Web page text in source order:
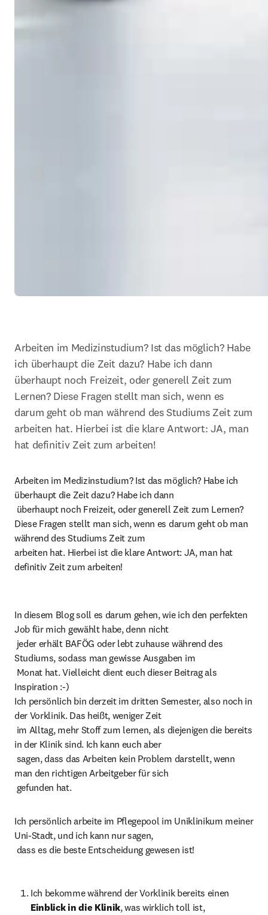
Arbeiten im Medizinstudium? Ist das möglich? Habe
ich überhaupt die Zeit dazu? Habe ich dann
überhaupt noch Freizeit, oder generell Zeit zum
Lernen? Diese Fragen stellt man sich, wenn es
darum geht ob man während des Studiums Zeit zum
arbeiten hat. Hierbei ist die klare Antwort: JA, man
hat definitiv Zeit zum arbeiten!
Arbeiten im Medizinstudium? Ist das möglich? Habe ich
überhaupt die Zeit dazu? Habe ich dann
Diese Fragen stellt man sich, wenn es darum geht ob man
während des Studiums Zeit zum
arbeiten hat. Hierbei ist die klare Antwort: JA, man hat
definitiv Zeit zum arbeiten!
In diesem Blog soll es darum gehen, wie ich den perfekten
Job für mich gewählt habe, denn nicht
Studiums, sodass man gewisse Ausgaben im
Inspiration :-)
Ich persönlich bin derzeit im dritten Semester, also noch in
der Vorklinik. Das heißt, weniger Zeit
in der Klinik sind. Ich kann euch aber
man den richtigen Arbeitgeber für sich
gefunden hat.
Ich persönlich arbeite im Pflegepool im Uniklinikum meiner
Uni-Stadt, und ich kann nur sagen,
dass es die beste Entscheidung gewesen ist!
Einblick in die Klinik, was wirklich toll ist,